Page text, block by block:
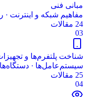
مبانی فنی
مفاهیم شبکه و اینترنت
24 مقالات
03
شناخت پلتفرم‌ها و
سیستم‌عامل‌ها ·
25 مقالات
04